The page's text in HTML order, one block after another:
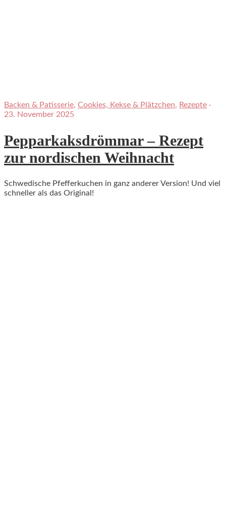
Backen & Patisserie, Cookies, Kekse & Plätzchen, Rezepte ·
23. November 2025
Pepparkaksdrömmar – Rezept
zur nordischen Weihnacht
Schwedische Pfefferkuchen in ganz anderer Version! Und viel
schneller als das Original!